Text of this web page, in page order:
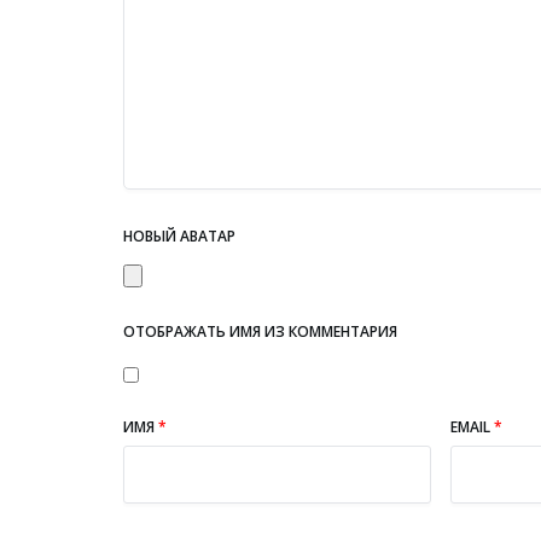
НОВЫЙ АВАТАР
ОТОБРАЖАТЬ ИМЯ ИЗ КОММЕНТАРИЯ
ИМЯ* EMAIL*